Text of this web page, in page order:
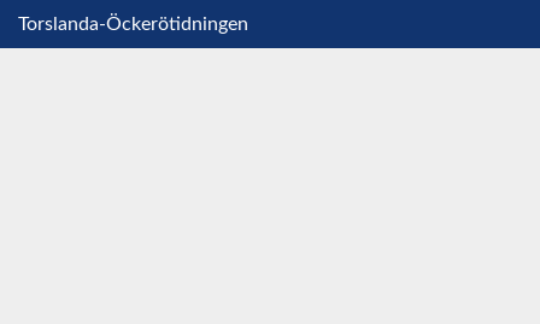
Torslanda-Öckerötidningen